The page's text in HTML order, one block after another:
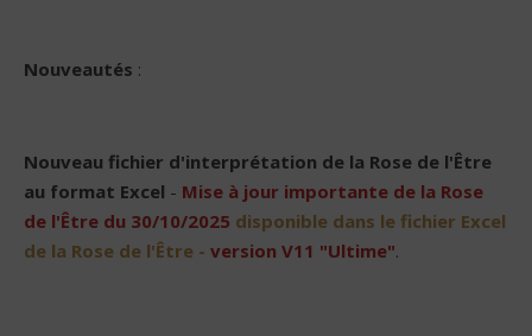
Nouveautés :
Nouveau fichier d'interprétation de la Rose de l'Être
au format Excel - Mise à jour importante de la Rose
de l'Être du 30/10/2025 disponible dans le fichier Excel
de la Rose de l'Être - version V11 "Ultime".